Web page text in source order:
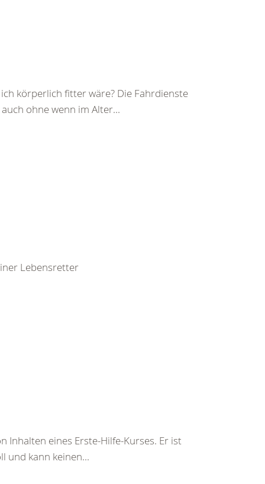
körperlich fitter wäre? Die Fahrdienste
ohne wenn im Alter...
Lebensretter
eines Erste-Hilfe-Kurses. Er ist
und kann keinen...